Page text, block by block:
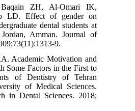
Baqain ZH, Al‐Omari IK,
LD. Effect of gender on
dental students at
Jordan, Amman. Journal of
9.
Academic Motivation and
Some Factors in the First to
of Dentistry of Tehran
of Medical Sciences.
in Dental Sciences. 2018;